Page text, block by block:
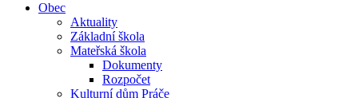
Obec
Aktuality
Základní škola
Mateřská škola
Dokumenty
Rozpočet
Kulturní dům Práče